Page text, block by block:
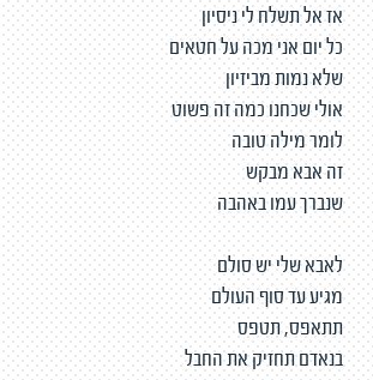
אז אל תשלח לי ניסיון
כל יום אני מכה על חטאים
שלא נמות מביזיון
אולי שכחנו כמה זה פשוט
לומר מילה טובה
זה אבא מבקש
שנברך עמו באהבה
לאבא שלי יש סולם
מגיע עד סוף העולם
תתאפס, תטפס
בנאדם תחזיק את החבל